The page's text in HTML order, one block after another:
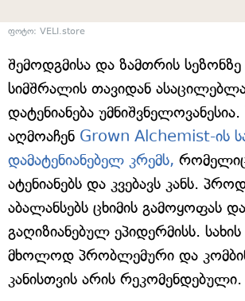
ფოტო: VELI.store
შემოდგმისა და ზამთრის სეზონზე
სიმშრალის თავიდან
დატენიანება
აღმოაჩენ Grown Alchemist-ის
დამატენიანებელ კრემს,
ატენიანებს და კვებავს კანს.
აბალანსებს ცხიმის გამოყოფას
გაღიზიანებულ ეპიდერმისს.
მხოლოდ პრობლემური და
კანისთვის არის რეკომენდებული.